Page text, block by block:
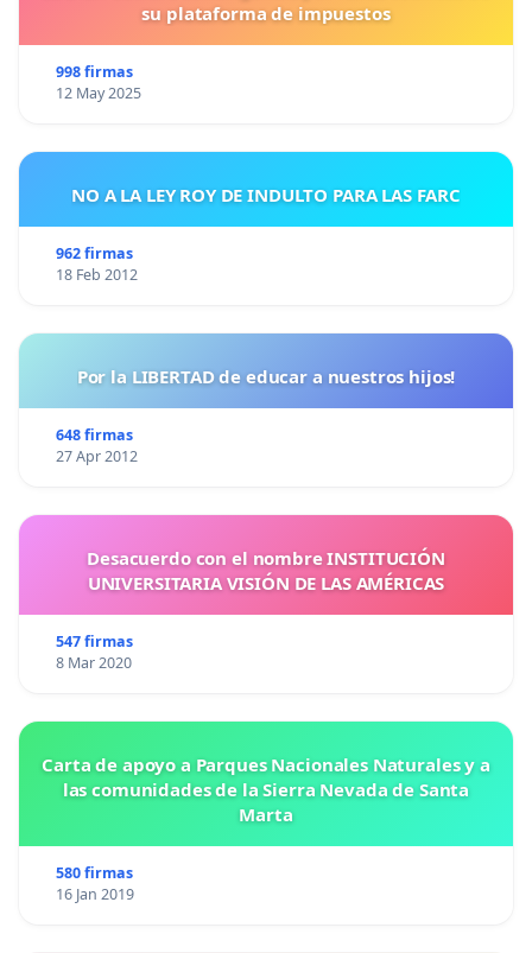
su plataforma de impuestos
998 firmas
12 May 2025
NO A LA LEY ROY DE INDULTO PARA LAS FARC
962 firmas
18 Feb 2012
Por la LIBERTAD de educar a nuestros hijos!
648 firmas
27 Apr 2012
Desacuerdo con el nombre INSTITUCIÓN
UNIVERSITARIA VISIÓN DE LAS AMÉRICAS
547 firmas
8 Mar 2020
Carta de apoyo a Parques Nacionales Naturales y a
las comunidades de la Sierra Nevada de Santa
Marta
580 firmas
16 Jan 2019